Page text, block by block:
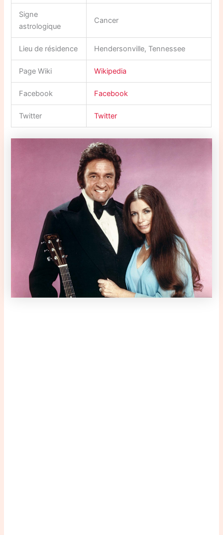
Signe
astrologique
Cancer
Lieu de résidence Hendersonville, Tennessee
Page Wiki Wikipedia
Facebook Facebook
Twitter Twitter